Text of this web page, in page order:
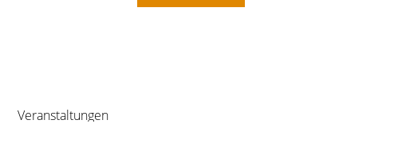
Veranstaltungen